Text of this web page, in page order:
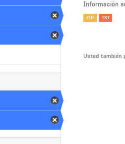
Información
ZIP TXT
Usted también